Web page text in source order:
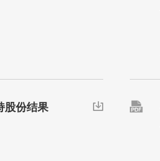
股份结果
 